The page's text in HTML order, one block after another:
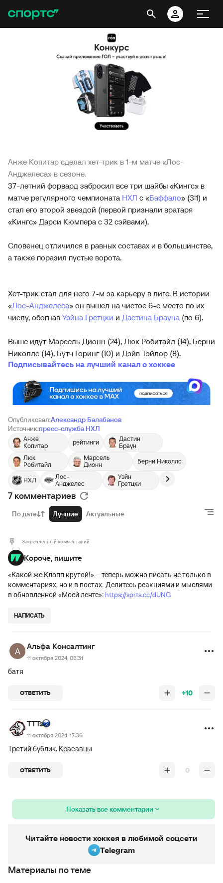
Анже Копитар сделал хет-трик в 1-м матче «Лос-
Анджелеса» в сезоне.
37-летний форвард забросил все три шайбы «Кингс» в
матче регулярного чемпионата НХЛ с «Баффало» (3:1) и
стал его второй звездой (первой признали вратаря
«Кингс» Дарси Кюмпера с 32 сэйвами).
Словенец отличился в равных составах и в большинстве,
а также поразил пустые ворота.
Хет-трик стал для него 7-м за карьеру в лиге. В истории
«Лос-Анджелеса» он вышел на чистое 6-е место по их
числу, обогнав Уэйна Гретцки и Дастина Брауна (по 6).
Выше идут Марсель Дионн (24), Люк Робитайл (14), Берни
Николлс (14), Бутч Горинг (10) и Дэйв Тэйлор (8).
Подписывайтесь на лучший канал о хоккее
Опубликовал:Александр Балабанов
Источник:пресс-служба НХЛ
Анже
Копитар
рейтинги
Дастин
Браун
Люк
Робитайл
Марсель
Дионн
Берни Николлс
НХЛ
Лос-
Анджелес
Уэйн
Гретцки
7 комментариев
По дате Лучшие Актуальные
Закрепленный комментарий
Короче, пишите
«Какой же Клопп крутой!» – теперь можно писать не только в
комментариях, но и в постах. Делитесь реакциями и мыслями
в обновленной «Моей ленте»: https://sprts.cc/dUNG
НАПИСАТЬ
Альфа Консалтинг
11 октября 2024, 05:31
батя
ОТВЕТИТЬ +10
TTTs
11 октября 2024, 17:36
Третий бублик. Красавцы
ОТВЕТИТЬ 0
Показать все комментарии
Читайте новости хоккея в любимой соцсети
Telegram
Материалы по теме